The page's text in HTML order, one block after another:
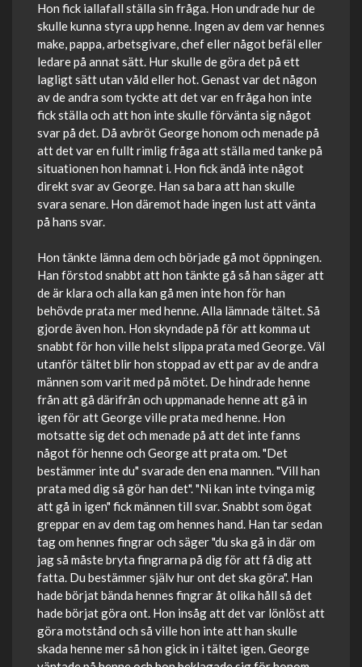
Hon fick iallafall ställa sin fråga. Hon undrade hur de
skulle kunna styra upp henne. Ingen av dem var hennes
make, pappa, arbetsgivare, chef eller något befäl eller
ledare på annat sätt. Hur skulle de göra det på ett
lagligt sätt utan våld eller hot. Genast var det någon
av de andra som tyckte att det var en fråga hon inte
fick ställa och att hon inte skulle förvänta sig något
svar på det. Då avbröt George honom och menade på
att det var en fullt rimlig fråga att ställa med tanke på
situationen hon hamnat i. Hon fick ändå inte något
direkt svar av George. Han sa bara att han skulle
svara senare. Hon däremot hade ingen lust att vänta
på hans svar.
Hon tänkte lämna dem och började gå mot öppningen.
Han förstod snabbt att hon tänkte gå så han säger att
de är klara och alla kan gå men inte hon för han
behövde prata mer med henne. Alla lämnade tältet. Så
gjorde även hon. Hon skyndade på för att komma ut
snabbt för hon ville helst slippa prata med George. Väl
utanför tältet blir hon stoppad av ett par av de andra
männen som varit med på mötet. De hindrade henne
från att gå därifrån och uppmanade henne att gå in
igen för att George ville prata med henne. Hon
motsatte sig det och menade på att det inte fanns
något för henne och George att prata om. "Det
bestämmer inte du" svarade den ena mannen. "Vill han
prata med dig så gör han det". "Ni kan inte tvinga mig
att gå in igen" fick männen till svar. Snabbt som ögat
greppar en av dem tag om hennes hand. Han tar sedan
tag om hennes fingrar och säger "du ska gå in där om
jag så måste bryta fingrarna på dig för att få dig att
fatta. Du bestämmer själv hur ont det ska göra". Han
hade börjat bända hennes fingrar åt olika håll så det
hade börjat göra ont. Hon insåg att det var lönlöst att
göra motstånd och så ville hon inte att han skulle
skada henne mer så hon gick in i tältet igen. George